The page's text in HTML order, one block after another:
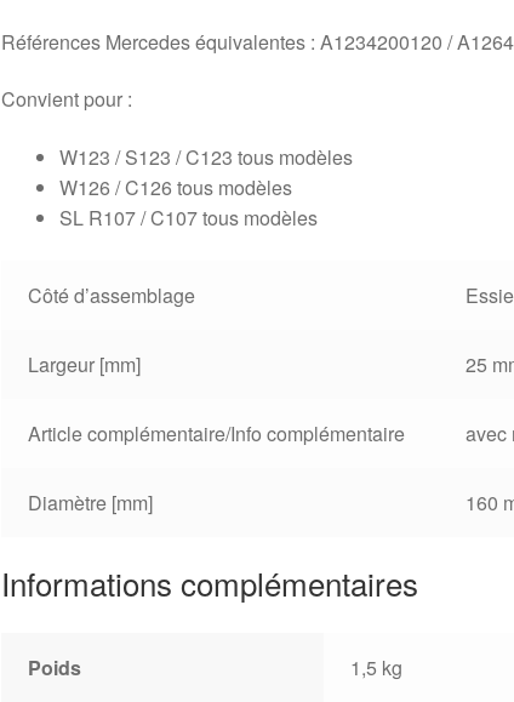
Références Mercedes équivalentes : A1234200120 /
Convient pour :
W123 / S123 / C123 tous modèles
W126 / C126 tous modèles
SL R107 / C107 tous modèles
Côté d’assemblage
Largeur [mm] 25
Article complémentaire/Info complémentaire avec
Diamètre [mm] 160
Informations complémentaires
Poids 1,5 kg